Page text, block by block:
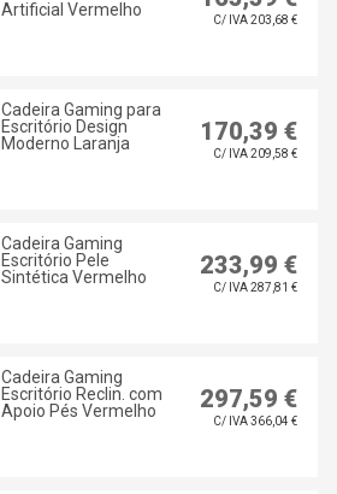
Artificial Vermelho
C/ IVA 203,68 €
Cadeira Gaming para
Escritório Design
Moderno Laranja
170,39 €
C/ IVA 209,58 €
Cadeira Gaming
Escritório Pele
Sintética Vermelho
233,99 €
C/ IVA 287,81 €
Cadeira Gaming
Escritório Reclin. com
Apoio Pés Vermelho
297,59 €
C/ IVA 366,04 €